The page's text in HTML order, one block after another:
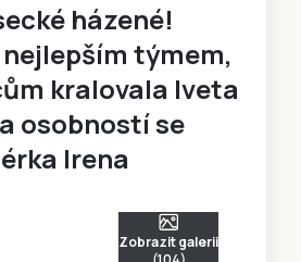
házené!
týmem,
kralovala Iveta
osobností se
Irena
Zobrazit galerii